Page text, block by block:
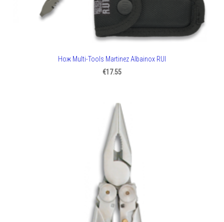
Нож Multi-Tools Martinez Albainox RUI
€17.55